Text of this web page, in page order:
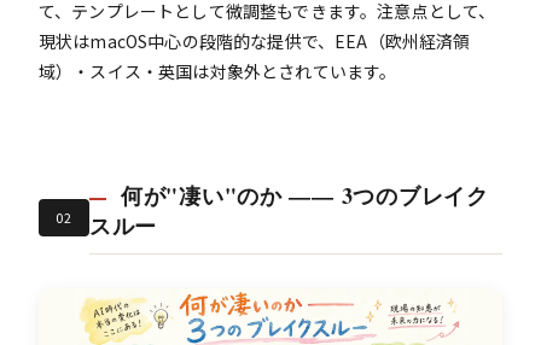
て、テンプレートとして微調整もできます。注意点として、
現状はmacOS中心の段階的な提供で、EEA（欧州経済領
域）・スイス・英国は対象外とされています。
02
何が"凄い"のか —— 3つのブレイク
スルー